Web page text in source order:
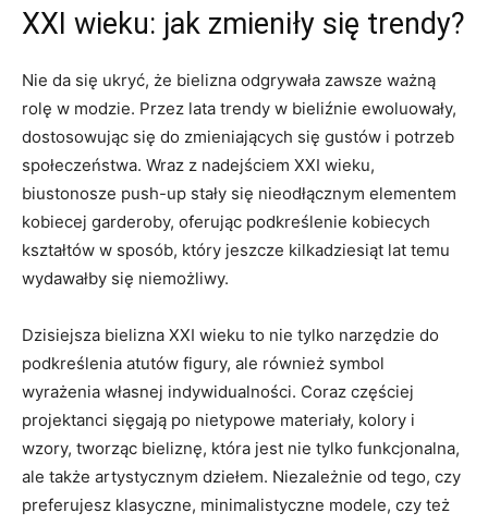
XXI wieku: jak zmieniły się trendy?
Nie da ⁣się ukryć, że bielizna odgrywała zawsze⁤ ważną
rolę w modzie. Przez lata⁤ trendy w bieliźnie ewoluowały,
dostosowując się do ⁢zmieniających się gustów i potrzeb
społeczeństwa. Wraz z nadejściem XXI wieku,
biustonosze push-up⁣ stały⁢ się ⁢nieodłącznym elementem
kobiecej garderoby, oferując podkreślenie ⁣kobiecych
kształtów w sposób, który jeszcze kilkadziesiąt lat temu
wydawałby się niemożliwy.
Dzisiejsza bielizna XXI wieku to ​nie tylko narzędzie do
podkreślenia‍ atutów​ figury, ale również symbol
wyrażenia własnej ‍indywidualności. Coraz częściej
projektanci⁣ sięgają po​ nietypowe​ materiały, ​kolory ​i
wzory, tworząc⁢ bieliznę, która jest nie tylko⁤ funkcjonalna,
ale także artystycznym dziełem. Niezależnie od tego, czy
preferujesz​ klasyczne, minimalistyczne modele, czy też